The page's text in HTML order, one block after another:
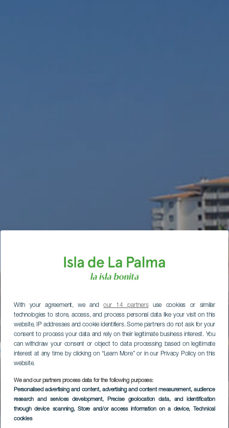
With your agreement, we andour 14 partnersuse cookies or similar
technologies to store, access, and process personal data like your visit on this
website, IP addresses and cookie identifiers. Some partners do not ask for your
consent to process your data and rely on their legitimate business interest. You
can withdraw your consent or object to data processing based on legitimate
interest at any time by clicking on “Learn More” or in our Privacy Policy on this
website.
We and our partners process data for the following purposes:
Personalised advertising and content, advertising and content measurement, audience
research and services development, Precise geolocation data, and identification
through device scanning, Store and/or access information on a device, Technical
cookies